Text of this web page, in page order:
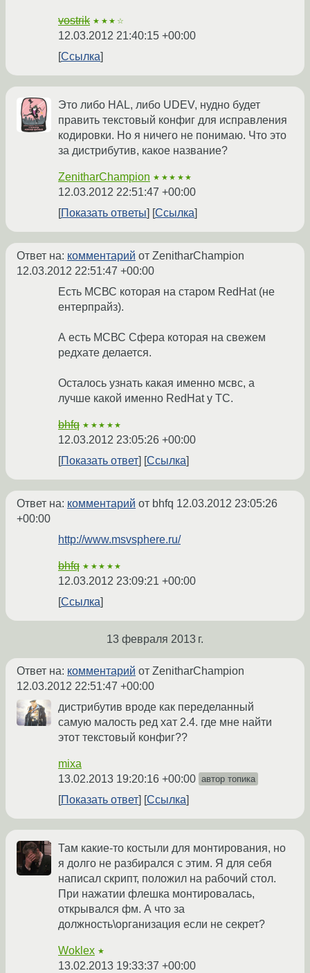
vostrik ★★★☆
12.03.2012 21:40:15 +00:00
Ссылка
Это либо HAL, либо UDEV, нудно будет
править текстовый конфиг для исправления
кодировки. Но я ничего не понимаю. Что это
за дистрибутив, какое название?
ZenitharChampion ★★★★★
12.03.2012 22:51:47 +00:00
Показать ответы
Ссылка
Ответ на: комментарий от ZenitharChampion
12.03.2012 22:51:47 +00:00
Есть МСВС которая на старом RedHat (не
ентерпрайз).
А есть МСВС Сфера которая на свежем
редхате делается.
Осталось узнать какая именно мсвс, а
лучше какой именно RedHat у ТС.
bhfq ★★★★★
12.03.2012 23:05:26 +00:00
Показать ответ
Ссылка
Ответ на: комментарий от bhfq 12.03.2012 23:05:26
+00:00
http://www.msvsphere.ru/
bhfq ★★★★★
12.03.2012 23:09:21 +00:00
Ссылка
13 февраля 2013 г.
Ответ на: комментарий от ZenitharChampion
12.03.2012 22:51:47 +00:00
дистрибутив вроде как переделанный
самую малость ред хат 2.4. где мне найти
этот текстовый конфиг??
mixa
13.02.2013 19:20:16 +00:00 автор топика
Показать ответ Ссылка
Там какие-то костыли для монтирования, но
я долго не разбирался с этим. Я для себя
написал скрипт, положил на рабочий стол.
При нажатии флешка монтировалась,
открывался фм. А что за
должность\организация если не секрет?
Woklex ★
13.02.2013 19:33:37 +00:00